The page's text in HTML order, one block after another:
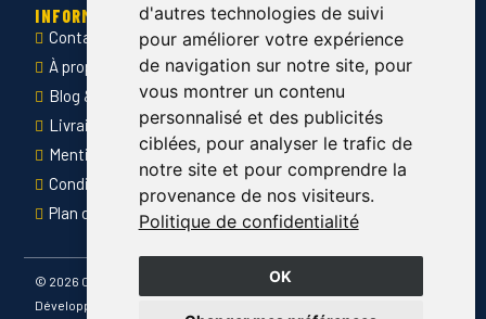
d'autres technologies de suivi
pour améliorer votre expérience
de navigation sur notre site, pour
vous montrer un contenu
personnalisé et des publicités
ciblées, pour analyser le trafic de
notre site et pour comprendre la
provenance de nos visiteurs.
Politique de confidentialité
OK
INFORMATIONS
Contact
À propos de Côté Pro
Blog & conseils
Livraison & retour
Mentions légales
Conditions générales de ventes
Plan du site
© 2026 Côté Pro
Développé par